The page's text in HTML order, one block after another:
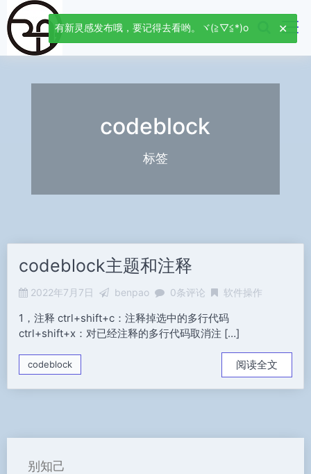
codeblock
标签
codeblock主题和注释
2022年7月7日 benpao 0条评论 软件操作
1，注释 ctrl+shift+c：注释掉选中的多行代码
ctrl+shift+x：对已经注释的多行代码取消注 […]
codeblock 阅读全文
别知己
有新灵感发布哦，要记得去看哟。ヾ(≧▽≦*)o